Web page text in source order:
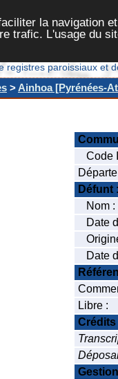
la navigation
trafic. L'usage du
registres paroissiaux et
>Ainhoa [Pyrénées-
Code
Défunt
Nom :
Date
Date
Libre :
Crédits
Gestion